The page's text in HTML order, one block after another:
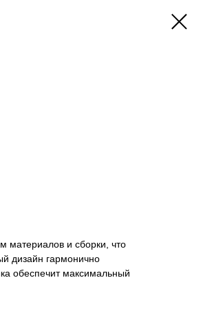
материалов и сборки, что
дизайн гармонично
обеспечит максимальный